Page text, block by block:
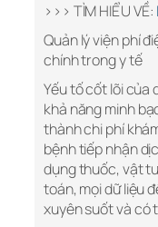
>>> TÌM HIỂU VỀ:
Quản lý viện phí
chính trong y tế
Yếu tố cốt lõi của
khả năng minh
thành chi phí
bệnh tiếp nhận
dụng thuốc, vật
toán, mọi dữ liệu
xuyên suốt và có